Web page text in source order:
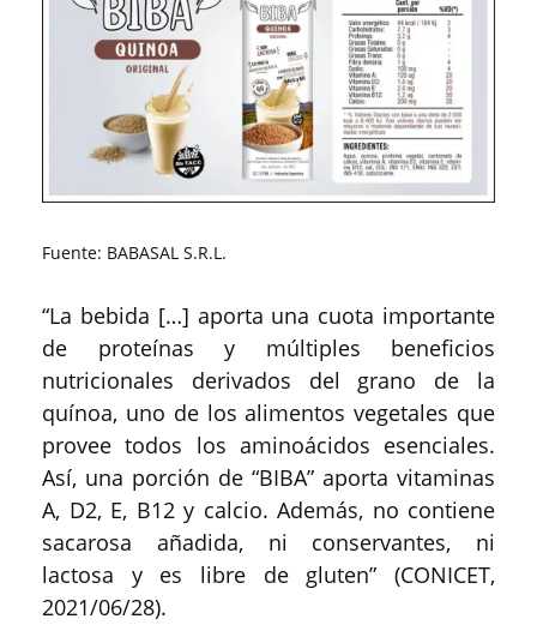
Fuente: BABASAL S.R.L.
“La bebida […] aporta una cuota importante
de proteínas y múltiples beneficios
nutricionales derivados del grano de la
quínoa, uno de los alimentos vegetales que
provee todos los aminoácidos esenciales.
Así, una porción de “BIBA” aporta vitaminas
A, D2, E, B12 y calcio. Además, no contiene
sacarosa añadida, ni conservantes, ni
lactosa y es libre de gluten” (CONICET,
2021/06/28).